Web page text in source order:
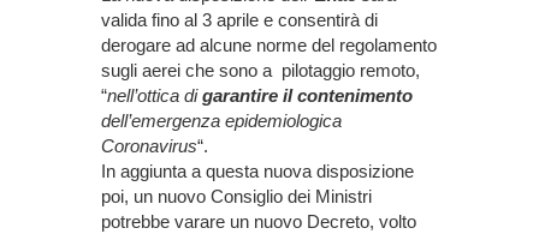
valida fino al 3 aprile e consentirà di
derogare ad alcune norme del regolamento
sugli aerei che sono a pilotaggio remoto,
“nell’ottica digarantire il contenimento
dell’emergenza epidemiologica
Coronavirus“.
In aggiunta a questa nuova disposizione
poi, un nuovo Consiglio dei Ministri
potrebbe varare un nuovo Decreto, volto